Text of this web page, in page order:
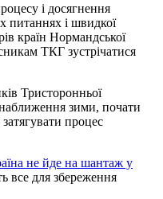
і досягнення
питаннях і швидкої
країн Нормандської
ТКГ зустрічатися
Тристоронньої
зими, почати
процес
не йде на шантаж у
все для збереження